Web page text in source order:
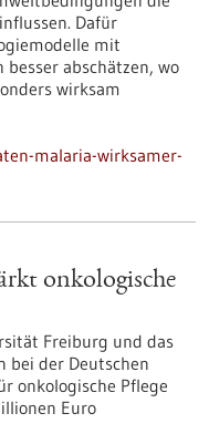
Dafür
mit
besser abschätzen, wo
wirksam
malaria-wirksamer-
onkologische
Freiburg und das
bei der Deutschen
onkologische Pflege
Euro